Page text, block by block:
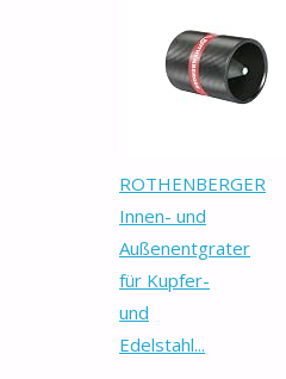
ROTHENBERGER
Innen- und
Außenentgrater
für Kupfer-
und
Edelstahl...